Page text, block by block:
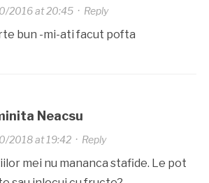
2016 at 20:45· Reply
bun -mi-ati facut pofta
Neacsu
2018 at 19:42· Reply
mei nu mananca stafide. Le pot